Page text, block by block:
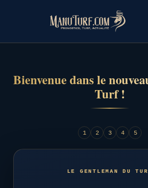
Bienvenue dans le
Turf !
1 2 3 4 5
LE GENTLEMAN DU